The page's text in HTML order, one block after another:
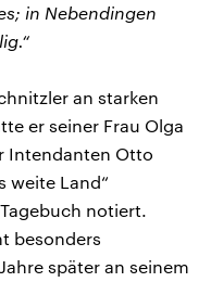
in Nebendingen
an starken
er seiner Frau Olga
Intendanten Otto
weite Land“
notiert.
besonders
später an seinem